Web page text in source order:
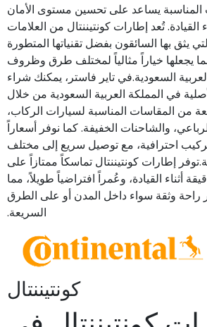
المناسبة يساعد على تحسين مستوى الأمان
القيادة. تُعد إطارات كونتيننتال من العلامات
يثق بها السائقون بفضل تقنياتها المتطورة
مما يجعلها خياراً مثالياً لمختلف طرق وظروف
السعودية.في تاير فاستر، يمكنك شراء
في المملكة العربية السعودية من خلال
من المقاسات المناسبة لسيارات الركاب،
والشاحنات الخفيفة. كما نوفر أسعاراً
احترافية، مع توصيل سريع إلى مختلف
إطارات كونتيننتال تماسكاً ممتازاً على
أثناء القيادة، وعُمراً افتراضياً طويلاً، مما
راحة وثقة سواء داخل المدن أو على الطرق
السريعة.
كونتيننتال